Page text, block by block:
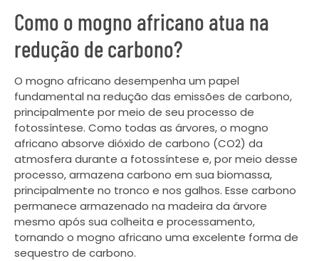
Como o mogno africano atua na
redução de carbono?
O mogno africano desempenha um papel
fundamental na redução das emissões de carbono,
principalmente por meio de seu processo de
fotossíntese. Como todas as árvores, o mogno
africano absorve dióxido de carbono (CO2) da
atmosfera durante a fotossíntese e, por meio desse
processo, armazena carbono em sua biomassa,
principalmente no tronco e nos galhos. Esse carbono
permanece armazenado na madeira da árvore
mesmo após sua colheita e processamento,
tornando o mogno africano uma excelente forma de
sequestro de carbono.